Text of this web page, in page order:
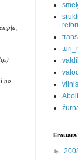
no
vilnis
►